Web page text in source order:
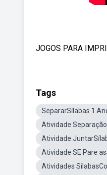
JOGOS PARA
Tags
SepararSílabas 1
Atividade
Atividade
Atividade SE Pare
Atividades